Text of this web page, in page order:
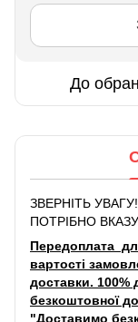
До
ЗВЕРНІТЬ
ПОТРІБНО
Передоплата
вартості
доставки. 100%
безкоштовної
"Доставимо